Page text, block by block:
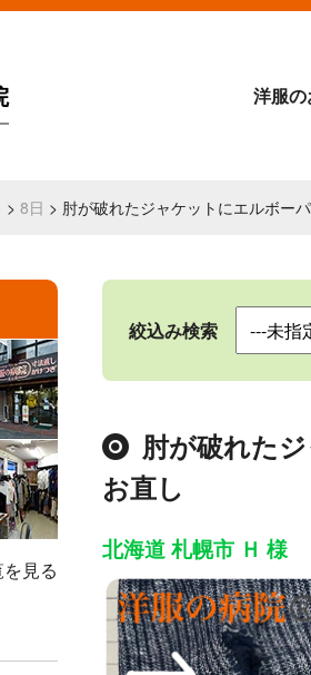
洋服の
> 8日 > 肘が破れたジャケットにエルボー
見る
絞込み検索
肘が破れた
お直し
北海道 札幌市 Ｈ 様